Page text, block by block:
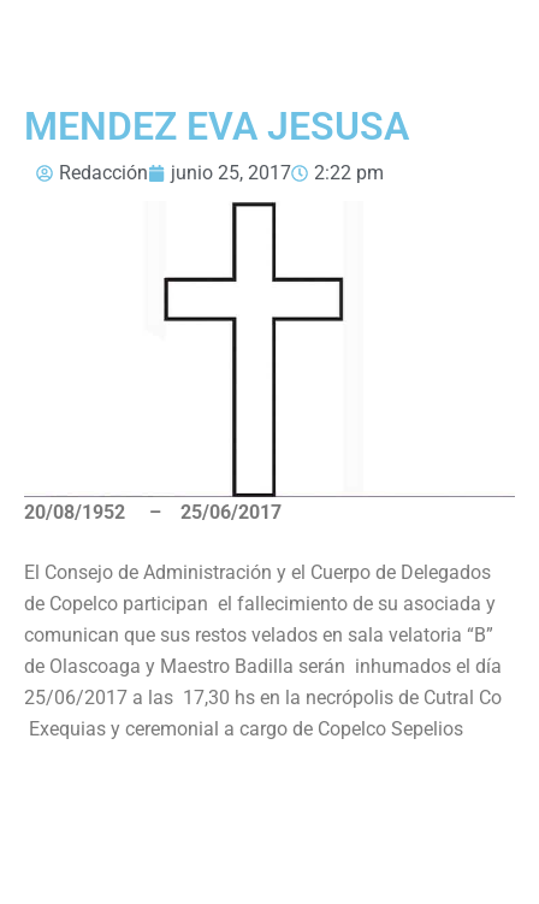
MENDEZ EVA JESUSA
Redacción junio 25, 2017 2:22 pm
20/08/1952 – 25/06/2017
El Consejo de Administración y el Cuerpo de Delegados
de Copelco participan el fallecimiento de su asociada y
comunican que sus restos velados en sala velatoria “B”
de Olascoaga y Maestro Badilla serán inhumados el día
25/06/2017 a las 17,30 hs en la necrópolis de Cutral Co
Exequias y ceremonial a cargo de Copelco Sepelios